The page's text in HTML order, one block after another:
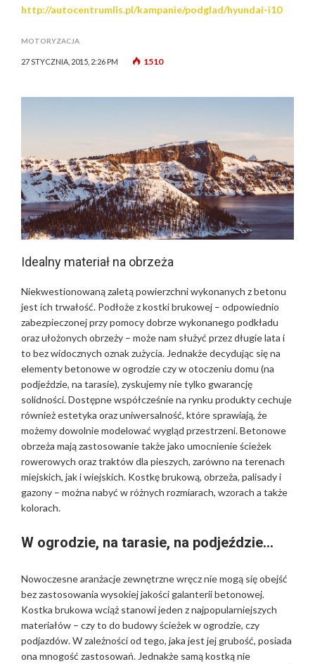
http://autocentrumlis.pl/kampanie/podglad/hyundai-i10
MOTORYZACJA
27 STYCZNIA, 2015, 2:26 PM 1510
Idealny materiał na obrzeża
Niekwestionowaną zaletą powierzchni wykonanych z betonu
jest ich trwałość. Podłoże z kostki brukowej – odpowiednio
zabezpieczonej przy pomocy dobrze wykonanego podkładu
oraz ułożonych obrzeży – może nam służyć przez długie lata i
to bez widocznych oznak zużycia. Jednakże decydując się na
elementy betonowe w ogrodzie czy w otoczeniu domu (na
podjeździe, na tarasie), zyskujemy nie tylko gwarancję
solidności. Dostępne współcześnie na rynku produkty cechuje
również estetyka oraz uniwersalność, które sprawiają, że
możemy dowolnie modelować wygląd przestrzeni. Betonowe
obrzeża mają zastosowanie także jako umocnienie ścieżek
rowerowych oraz traktów dla pieszych, zarówno na terenach
miejskich, jak i wiejskich. Kostkę brukową, obrzeża, palisady i
gazony – można nabyć w różnych rozmiarach, wzorach a także
kolorach.
W ogrodzie, na tarasie, na podjeździe…
Nowoczesne aranżacje zewnętrzne wręcz nie mogą się obejść
bez zastosowania wysokiej jakości galanterii betonowej.
Kostka brukowa wciąż stanowi jeden z najpopularniejszych
materiałów – czy to do budowy ścieżek w ogrodzie, czy
podjazdów. W zależności od tego, jaka jest jej grubość, posiada
ona mnogość zastosowań. Jednakże samą kostką nie